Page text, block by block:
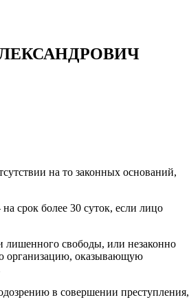
на то законных оснований,
срок более 30 суток, если лицо
лишенного свободы, или незаконно
организацию, оказывающую
в совершении преступления,